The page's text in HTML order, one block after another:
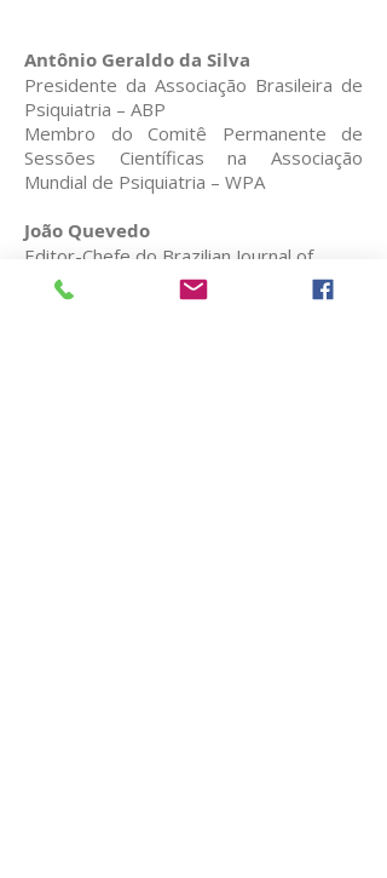
Antônio Geraldo da Silva
Presidente da Associação Brasileira de
Psiquiatria – ABP
Membro do Comitê Permanente de
Sessões Científicas na Associação
Mundial de Psiquiatria – WPA
João Quevedo
Editor-Chefe do Brazilian Journal of
Psychiatry
Professor da University of Texas Health